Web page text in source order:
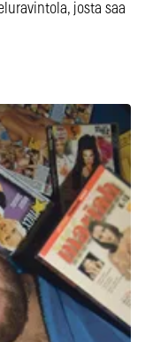
josta saa